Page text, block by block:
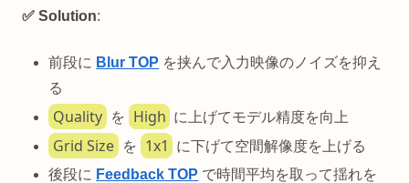
✅ Solution:
前段に Blur TOP を挟んで入力映像のノイズを抑え
る
Quality を High に上げてモデル精度を向上
Grid Size を 1x1
に下げて空間解像度を上げる
後段に Feedback TOP で時間平均を取って揺れを